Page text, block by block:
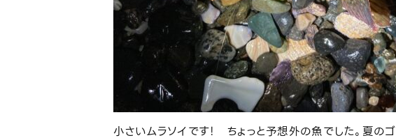
小さいムラソイです！ ちょっと予想外の魚でした。夏の